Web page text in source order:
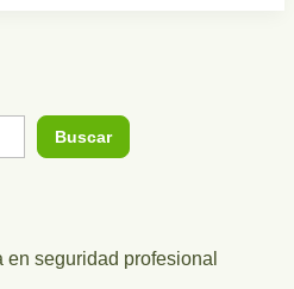
Buscar
seguridad profesional